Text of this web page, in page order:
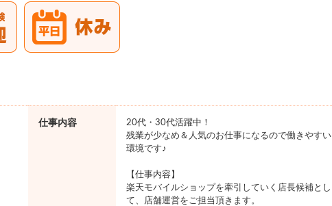
仕事内容
20代・30代活躍中！
残業が少なめ＆人気のお仕事になるので働きやすい
環境です♪
【仕事内容】
楽天モバイルショップを牽引していく店長候補とし
て、店舗運営をご担当頂きます。